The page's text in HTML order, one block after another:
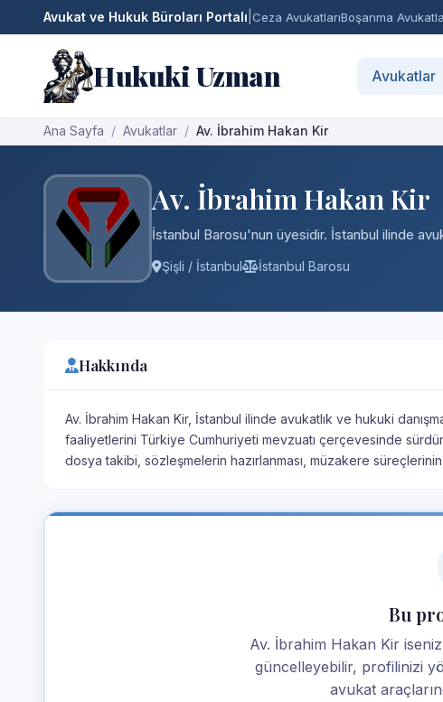
Avukat ve Hukuk Büroları Portalı Ceza AvukatlarıBoşanma
Hukuki Uzman Avukatlar
Ana Sayfa Avukatlar Av. İbrahim Hakan Kir
Av. İbrahim Hakan Kir
İstanbul Barosu'nun üyesidir. İstanbul ilinde
Şişli / İstanbul İstanbul Barosu
Hakkında
Av. İbrahim Hakan Kir, İstanbul ilinde avukatlık ve hukuki
faaliyetlerini Türkiye Cumhuriyeti mevzuatı çerçevesinde
dosya takibi, sözleşmelerin hazırlanması, müzakere
Bu
Av. İbrahim Hakan Kir
güncelleyebilir, profilinizi
avukat